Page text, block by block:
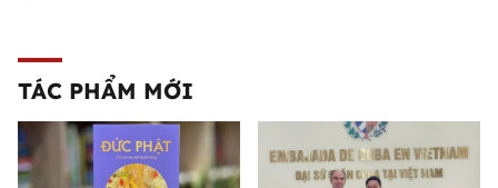
TÁC PHẨM MỚI